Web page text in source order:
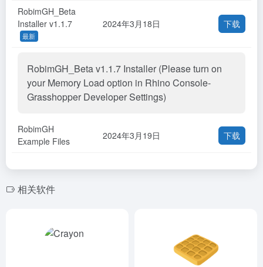
RobimGH_Beta
Installer v1.1.7
最新
2024年3月18日 下载
RobimGH_Beta v1.1.7 Installer (Please turn on
your Memory Load option in Rhino Console-
Grasshopper Developer Settings)
RobimGH
Example Files
2024年3月19日 下载
相关软件